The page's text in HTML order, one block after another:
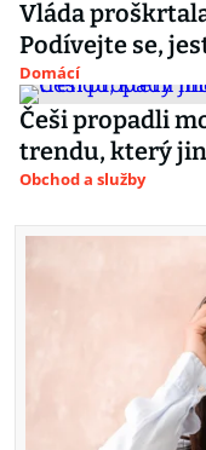
Vláda
Podívejte se,
Domácí
Češi propadli
trendu, který
Obchod a služby